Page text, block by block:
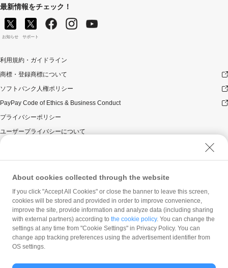
最新情報をチェック！
お知らせ サポート
利用規約・ガイドライン
商標・登録商標について
ソフトバンク人権ポリシー
PayPay Code of Ethics & Business Conduct
プライバシーポリシー
ユーザープライバシーについて
ウェブサイト利用規約
反社会的勢力に対する方針
勧誘方針
マネロン等基本方針
カスタマーハラスメントに関する当社の考え方
About cookies collected through the website
If you click "Accept All Cookies" or close the banner to leave this screen,
cookies will be stored and provided in order to improve convenience,
improve the site, provide information and analyze data (including sharing
with external partners) according to the cookie policy. You can change the
settings at any time from "Cookie Settings" in Privacy Policy. You can
change app tracking preferences using the advertisement identifier from
OS settings.